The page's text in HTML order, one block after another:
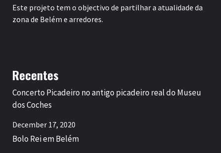
Este projeto tem o objectivo de partilhar a atualidade da
zona de Belém e arredores.
Recentes
Concerto Picadeiro no antigo picadeiro real do Museu
dos Coches
December 17, 2020
Bolo Rei em Belém